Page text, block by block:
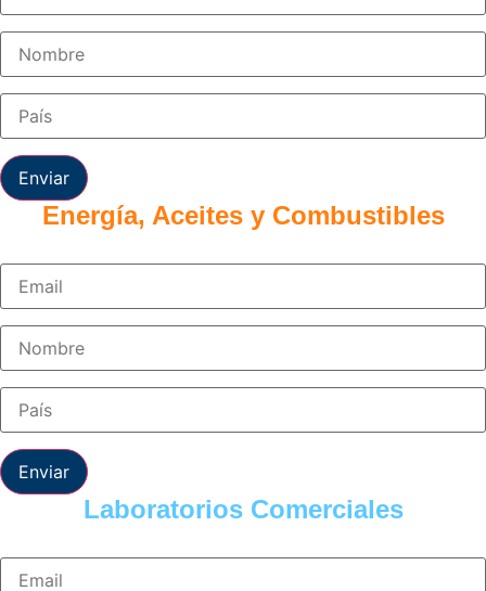
Enviar
Energía, Aceites y Combustibles
Enviar
Laboratorios Comerciales